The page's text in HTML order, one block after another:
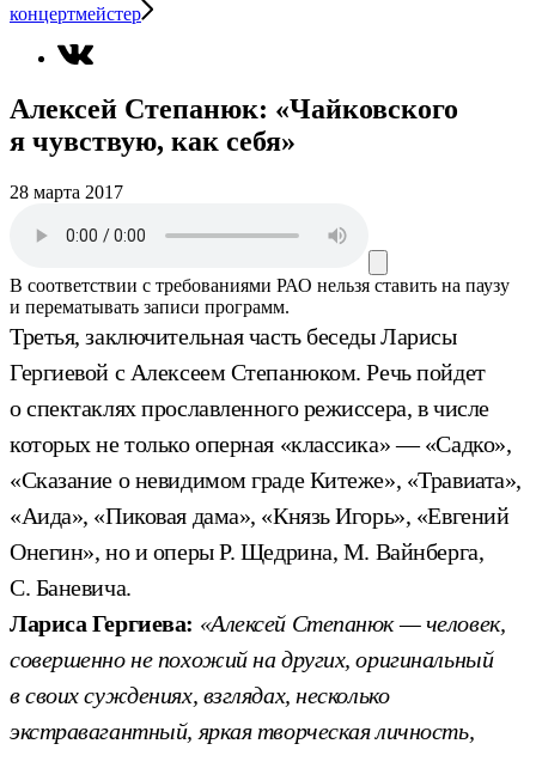
концертмейстер
Алексей Степанюк: «Чайковского
я чувствую, как себя»
28 марта 2017
В соответствии с требованиями РАО нельзя ставить на паузу
и перематывать записи программ.
Третья, заключительная часть беседы Ларисы
Гергиевой с Алексеем Степанюком. Речь пойдет
о спектаклях прославленного режиссера, в числе
которых не только оперная «классика» — «Садко»,
«Сказание о невидимом граде Китеже», «Травиата»,
«Аида», «Пиковая дама», «Князь Игорь», «Евгений
Онегин», но и оперы Р. Щедрина, М. Вайнберга,
С. Баневича.
Лариса Гергиева: «Алексей Степанюк — человек,
совершенно не похожий на других, оригинальный
в своих суждениях, взглядах, несколько
экстравагантный, яркая творческая личность,